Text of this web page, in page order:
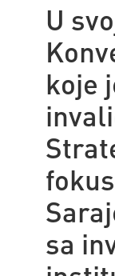
U
koje
sa